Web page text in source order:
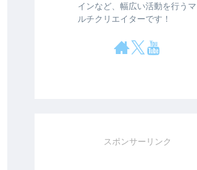
インなど、幅広い活動を行うマ
ルチクリエイターです！
スポンサーリンク